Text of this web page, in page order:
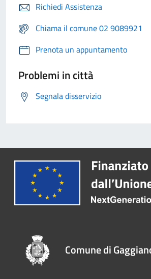
Richiedi Assistenza
Chiama il comune 02 9089921
Prenota un appuntamento
Problemi in città
Segnala disservizio
Comune di